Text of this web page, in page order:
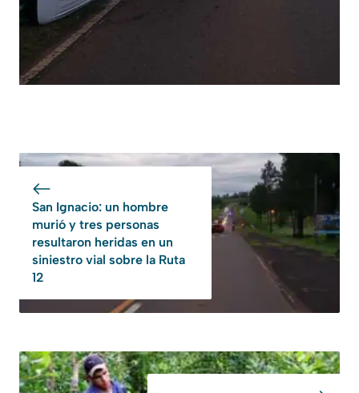
San Ignacio: un hombre
murió y tres personas
resultaron heridas en un
siniestro vial sobre la Ruta
12